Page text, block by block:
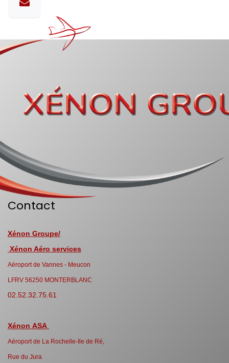
Contact
Xénon Groupe/
Xénon Aéro services
Aéroport de Vannes - Meucon
LFRV 56250 MONTERBLANC
02.52.32.75.61
Xénon ASA
Aéroport de La Rochelle-Ile de Ré,
Rue du Jura